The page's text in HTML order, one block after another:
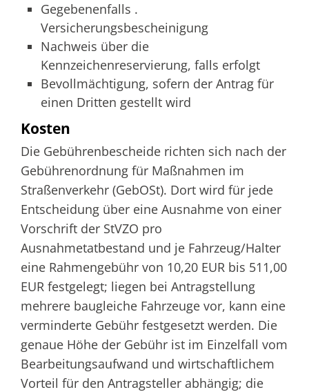
Gegebenenfalls .
Versicherungsbescheinigung
Nachweis über die
Kennzeichenreservierung, falls erfolgt
Bevollmächtigung, sofern der Antrag für
einen Dritten gestellt wird
Kosten
Die Gebührenbescheide richten sich nach der
Gebührenordnung für Maßnahmen im
Straßenverkehr (GebOSt). Dort wird für jede
Entscheidung über eine Ausnahme von einer
Vorschrift der StVZO pro
Ausnahmetatbestand und je Fahrzeug/Halter
eine Rahmengebühr von 10,20 EUR bis 511,00
EUR festgelegt; liegen bei Antragstellung
mehrere baugleiche Fahrzeuge vor, kann eine
verminderte Gebühr festgesetzt werden. Die
genaue Höhe der Gebühr ist im Einzelfall vom
Bearbeitungsaufwand und wirtschaftlichem
Vorteil für den Antragsteller abhängig; die